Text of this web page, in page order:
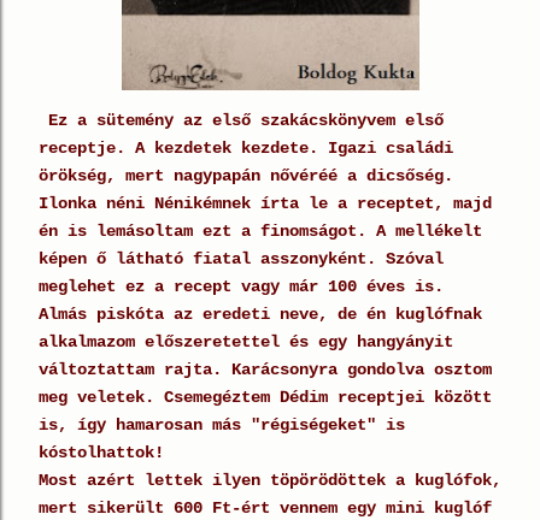
Ez a sütemény az első szakácskönyvem első
receptje. A kezdetek kezdete. Igazi családi
örökség, mert nagypapán nővéréé a dicsőség.
Ilonka néni Nénikémnek írta le a receptet, majd
én is lemásoltam ezt a finomságot. A mellékelt
képen ő látható fiatal asszonyként. Szóval
meglehet ez a recept vagy már 100 éves is.
Almás piskóta az eredeti neve, de én kuglófnak
alkalmazom előszeretettel és egy hangyányit
változtattam rajta. Karácsonyra gondolva osztom
meg veletek. Csemegéztem Dédim receptjei között
is, így hamarosan más "régiségeket" is
kóstolhattok!
Most azért lettek ilyen töpörödöttek a kuglófok,
mert sikerült 600 Ft-ért vennem egy mini kuglóf